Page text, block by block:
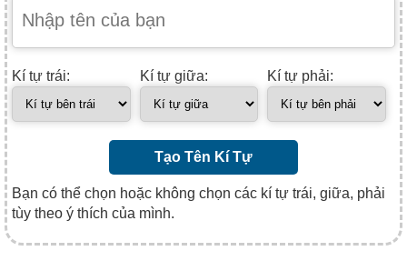
Kí tự trái: Kí tự giữa: Kí tự phải:
Tạo Tên Kí Tự
Bạn có thể chọn hoặc không chọn các kí tự trái, giữa, phải
tùy theo ý thích của mình.